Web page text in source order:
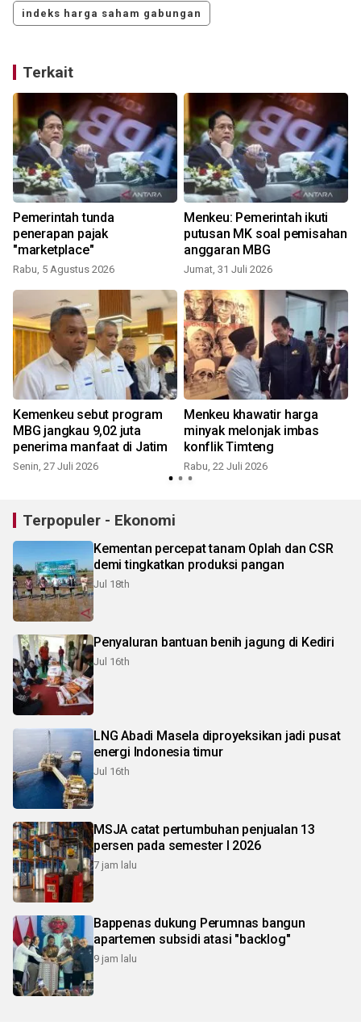
indeks harga saham gabungan
Terkait
Pemerintah tunda
penerapan pajak
"marketplace"
Rabu, 5 Agustus 2026
Menkeu: Pemerintah ikuti
putusan MK soal pemisahan
anggaran MBG
Jumat, 31 Juli 2026
Kemenkeu sebut program
MBG jangkau 9,02 juta
penerima manfaat di Jatim
Senin, 27 Juli 2026
Menkeu khawatir harga
minyak melonjak imbas
konflik Timteng
Rabu, 22 Juli 2026
Terpopuler - Ekonomi
Kementan percepat tanam Oplah dan CSR
demi tingkatkan produksi pangan
Jul 18th
Penyaluran bantuan benih jagung di Kediri
Jul 16th
LNG Abadi Masela diproyeksikan jadi pusat
energi Indonesia timur
Jul 16th
MSJA catat pertumbuhan penjualan 13
persen pada semester I 2026
7 jam lalu
Bappenas dukung Perumnas bangun
apartemen subsidi atasi "backlog"
9 jam lalu